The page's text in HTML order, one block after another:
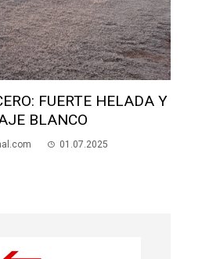
FUERTE HELADA Y
BLANCO
01.07.2025